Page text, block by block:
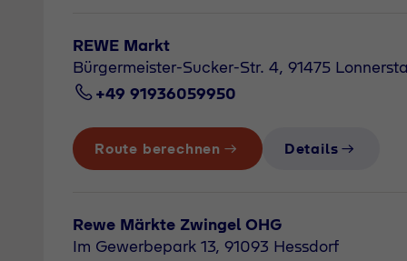
REWE Markt
Bürgermeister-Sucker-Str. 4, 91475
+49 91936059950
Route berechnen Details
Rewe Märkte Zwingel OHG
Im Gewerbepark 13, 91093 Hessdorf